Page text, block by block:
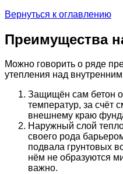
Вернуться к оглавлению
Преимущества
Можно говорить о ряде
утепления над
Защищён сам бетон
температур, за счёт
внешнему краю
Наружный слой
своего рода
подвала грунтовых
нём не образуются
важно.